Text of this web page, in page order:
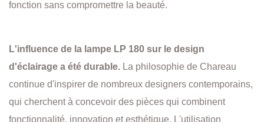
fonction sans compromettre la beauté.
L'influence de la lampe LP 180 sur le design
d'éclairage a été durable. La philosophie de Chareau
continue d'inspirer de nombreux designers contemporains,
qui cherchent à concevoir des pièces qui combinent
fonctionnalité, innovation et esthétique. L'utilisation